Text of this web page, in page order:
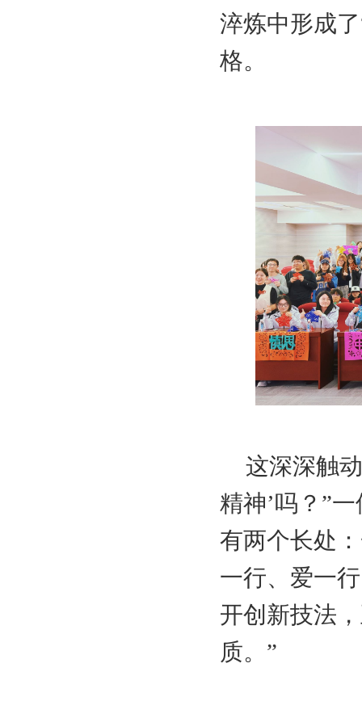
淬炼中形成
格。
这深深触
精神’吗？”
有两个长处
一行、爱一
开创新技法
质。”